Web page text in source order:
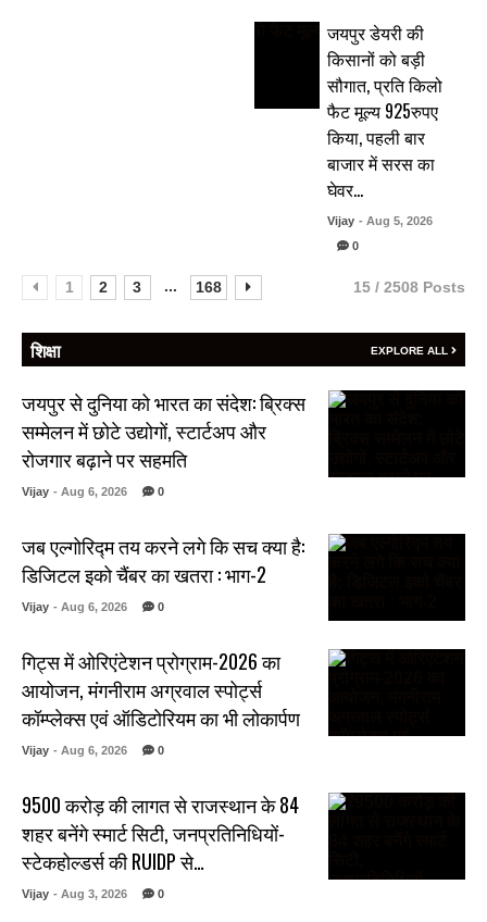
जयपुर डेयरी की
किसानों को बड़ी
सौगात, प्रति किलो
फैट मूल्य 925रुपए
किया, पहली बार
बाजार में सरस का
घेवर…
Vijay - Aug 5, 2026
0
1 2 3 ... 168 15 / 2508 Posts
शिक्षा EXPLORE ALL
जयपुर से दुनिया को भारत का संदेश: ब्रिक्स
सम्मेलन में छोटे उद्योगों, स्टार्टअप और
रोजगार बढ़ाने पर सहमति
Vijay - Aug 6, 2026 0
जब एल्गोरिद्म तय करने लगे कि सच क्या है:
डिजिटल इको चैंबर का खतरा : भाग-2
Vijay - Aug 6, 2026 0
गिट्स में ओरिएंटेशन प्रोग्राम-2026 का
आयोजन, मंगनीराम अग्रवाल स्पोर्ट्स
कॉम्प्लेक्स एवं ऑडिटोरियम का भी लोकार्पण
Vijay - Aug 6, 2026 0
₹9500 करोड़ की लागत से राजस्थान के 84
शहर बनेंगे स्मार्ट सिटी, जनप्रतिनिधियों-
स्टेकहोल्डर्स की RUIDP से…
Vijay - Aug 3, 2026 0